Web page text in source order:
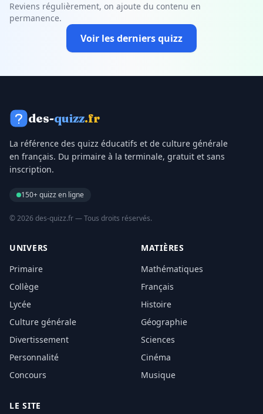
Reviens régulièrement, on ajoute du contenu en
permanence.
Voir les derniers quizz
des-quizz.fr
La référence des quizz éducatifs et de culture générale
en français. Du primaire à la terminale, gratuit et sans
inscription.
150+ quizz en ligne
© 2026 des-quizz.fr — Tous droits réservés.
UNIVERS
Primaire
Collège
Lycée
Culture générale
Divertissement
Personnalité
Concours
MATIÈRES
Mathématiques
Français
Histoire
Géographie
Sciences
Cinéma
Musique
LE SITE